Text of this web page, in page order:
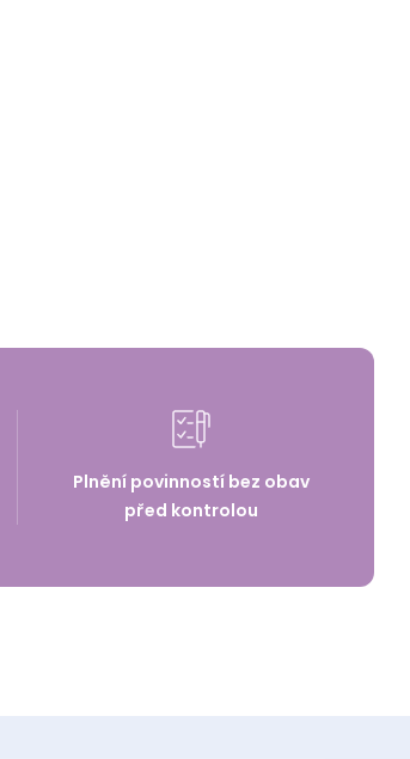
Plnění povinností bez obav
před kontrolou